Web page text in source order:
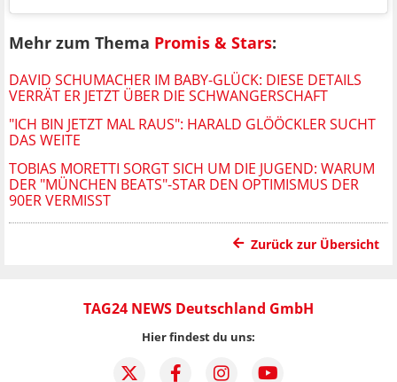
Mehr zum Thema Promis & Stars:
DAVID SCHUMACHER IM BABY-GLÜCK: DIESE DETAILS
VERRÄT ER JETZT ÜBER DIE SCHWANGERSCHAFT
"ICH BIN JETZT MAL RAUS": HARALD GLÖÖCKLER SUCHT
DAS WEITE
TOBIAS MORETTI SORGT SICH UM DIE JUGEND: WARUM
DER "MÜNCHEN BEATS"-STAR DEN OPTIMISMUS DER
90ER VERMISST
Zurück zur Übersicht
TAG24 NEWS Deutschland GmbH
Hier findest du uns: